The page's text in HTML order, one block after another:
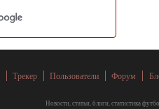
Трекер Пользователи Форум
Новости, статьи, блоги, статистика